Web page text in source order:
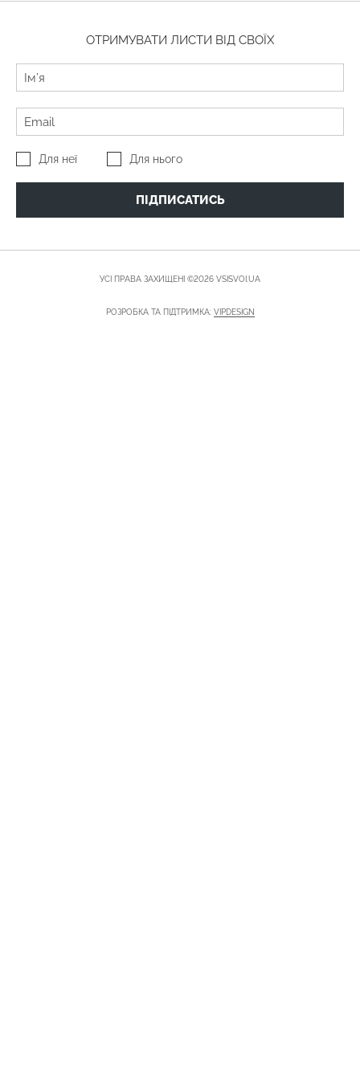
ОТРИМУВАТИ ЛИСТИ ВІД СВОЇХ
Для неї Для нього
ПІДПИСАТИСЬ
УСІ ПРАВА ЗАХИЩЕНІ ©2026 VSISVOI.UA
РОЗРОБКА ТА ПІДТРИМКА: VIPDESIGN